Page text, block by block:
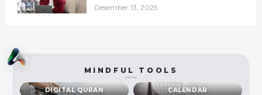
Desember 13, 2025
MINDFUL TOOLS
DIGITAL QURAN CALENDAR